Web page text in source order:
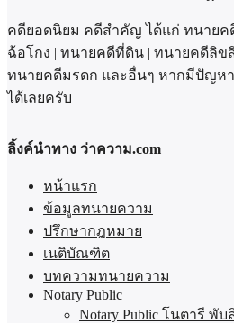
คดียอดนิยม คดีสำคัญ ได้แก่ ทนาย
ฉ้อโกง | ทนายคดีที่ดิน | ทนายคดีลิข
ทนายคดีมรดก และอื่นๆ หากมีปัญห
ได้เลยครับ
ลิ้งค์นำทาง ว่าความ.com
หน้าแรก
ข้อมูลทนายความ
ปรึกษากฎหมาย
เนติบัณฑิต
บทความทนายความ
Notary Public
Notary Public โนตารี พับ